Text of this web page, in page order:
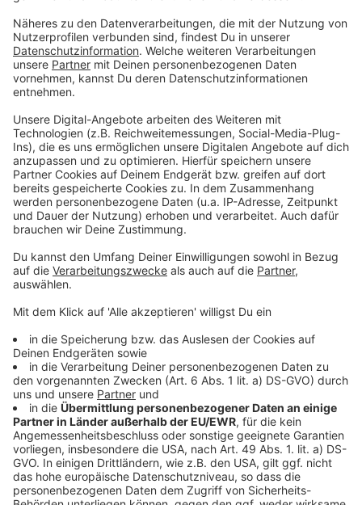
rückmeldest und mehr ein bisschen,
Lebenszeichen gibst, dass du diesen Podcast eben
hier konsumierst und dass er dich weiterbringt,
Freut mich, dass du da warst. Bis zum nächsten Mal.
Alles Liebe, dein Daniel Friesnecker.
So, wie schaut’s aus? Hat dir diese Folge gefallen?
Beziehungsweise bist du zufrieden damit, was hier
im Podcast in aller Regelmäßigkeit passiert?
Wenn ja, dann würd’s mich freuen, wenn du dir ganz
kurz Zeit nimmst auf Apple Podcasts oder auf
Spotify gehst und dort eine fünf Sterne Bewertung
hinterlässt.
Das ist letztendlich das, was mich einerseits
motiviert, äh immer weiter zu machen und auf der
anderen Seite,
gibst du damit anderen Leuten auch die Chance, äh
diesen Podcast,
zu entdecken, weil eben dann entsprechende
Platzierungen natürlich daherkommen können.
Vielen Dank, wenn du dir kurz Zeit dafür nimmst,
freut mich natürlich sehr.
[15:18] Die nähere Informationen auf Dot com.
Oder auf Facebook dot com.
[15:29] Music.